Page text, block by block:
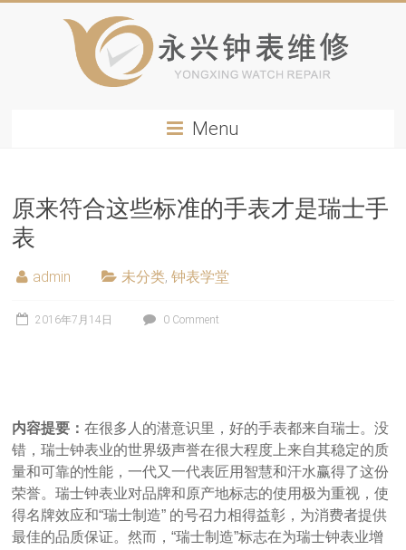
Menu
原来符合这些标准的手表才是瑞士手
表
admin 未分类,钟表学堂
2016年7月14日 0 Comment
内容提要：在很多人的潜意识里，好的手表都来自瑞士。没
错，瑞士钟表业的世界级声誉在很大程度上来自其稳定的质
量和可靠的性能，一代又一代表匠用智慧和汗水赢得了这份
荣誉。瑞士钟表业对品牌和原产地标志的使用极为重视，使
得名牌效应和“瑞士制造” 的号召力相得益彰，为消费者提供
最佳的品质保证。然而，“瑞士制造”标志在为瑞士钟表业增